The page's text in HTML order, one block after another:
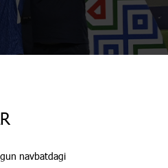
navbatdagi